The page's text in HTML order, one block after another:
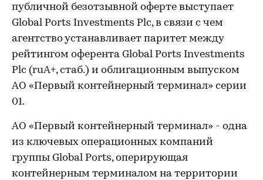
публичной безотзывной оферте выступает
Global Ports Investments Plc, в связи с чем
агентство устанавливает паритет между
рейтингом оферента Global Ports Investments
Plc (ruA+, стаб.) и облигационным выпуском
АО «Первый контейнерный терминал» серии
01.
АО «Первый контейнерный терминал» - одна
из ключевых операционных компаний
группы Global Ports, оперирующая
контейнерным терминалом на территории